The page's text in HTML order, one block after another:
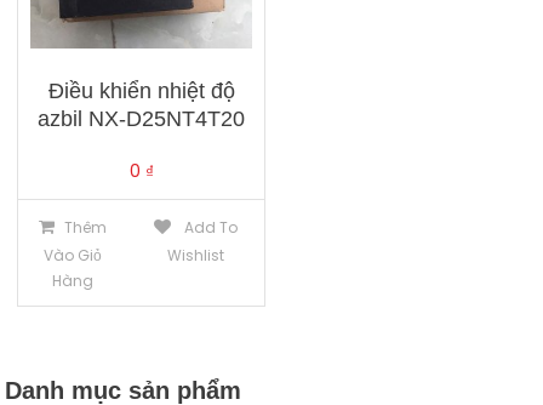
Điều khiển nhiệt độ
azbil NX-D25NT4T20
0 ₫
Thêm
Vào Giỏ
Hàng
Add To
Wishlist
Danh mục sản phẩm